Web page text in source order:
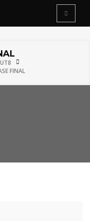
FINAL